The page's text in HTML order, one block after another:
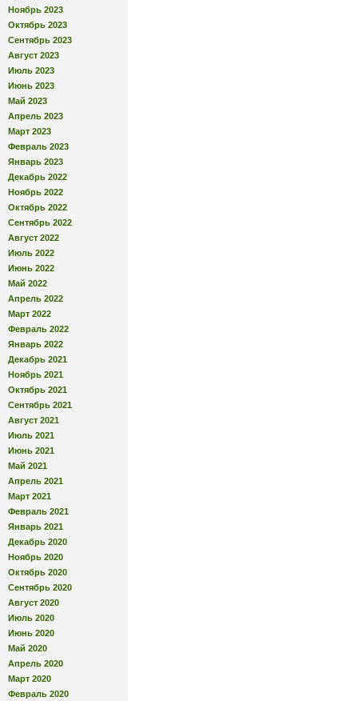
Ноябрь 2023
Октябрь 2023
Сентябрь 2023
Август 2023
Июль 2023
Июнь 2023
Май 2023
Апрель 2023
Март 2023
Февраль 2023
Январь 2023
Декабрь 2022
Ноябрь 2022
Октябрь 2022
Сентябрь 2022
Август 2022
Июль 2022
Июнь 2022
Май 2022
Апрель 2022
Март 2022
Февраль 2022
Январь 2022
Декабрь 2021
Ноябрь 2021
Октябрь 2021
Сентябрь 2021
Август 2021
Июль 2021
Июнь 2021
Май 2021
Апрель 2021
Март 2021
Февраль 2021
Январь 2021
Декабрь 2020
Ноябрь 2020
Октябрь 2020
Сентябрь 2020
Август 2020
Июль 2020
Июнь 2020
Май 2020
Апрель 2020
Март 2020
Февраль 2020